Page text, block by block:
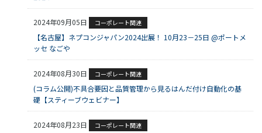
2024年09月05日 コーポレート関連
【名古屋】ネプコンジャパン2024出展！ 10月23－25日 @ポートメ
ッセ なごや
2024年08月30日 コーポレート関連
(コラム公開)不具合要因と品質管理から見るはんだ付け自動化の基
礎【スティーブウェビナー】
2024年08月23日 コーポレート関連